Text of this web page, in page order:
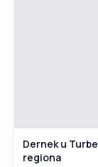
Dernek u
regiona